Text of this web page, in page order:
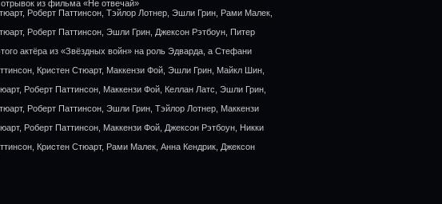
из фильма «Не отвечай»
Роберт Паттинсон, Тэйлор Лотнер, Эшли Грин, Рами Малек,
Роберт Паттинсон, Эшли Грин, Джексон Рэтбоун, Питер
актёра из «Звёздных войн» на роль Эдварда, а Стефани
Кристен Стюарт, Маккензи Фой, Эшли Грин, Майкл Шин,
Роберт Паттинсон, Маккензи Фой, Келлан Латс, Эшли Грин,
Роберт Паттинсон, Эшли Грин, Тэйлор Лотнер, Маккензи
Роберт Паттинсон, Маккензи Фой, Джексон Рэтбоун, Никки
Кристен Стюарт, Рами Малек, Анна Кендрик, Джексон